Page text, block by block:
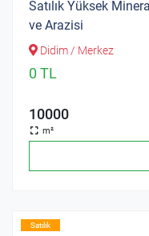
Satılık Yüksek
ve Arazisi
Didim / Merkez
0 TL
10000
m²
Satılık